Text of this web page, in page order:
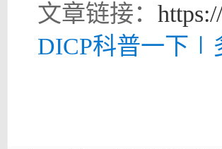
文章链接：
DICP科普一下∣